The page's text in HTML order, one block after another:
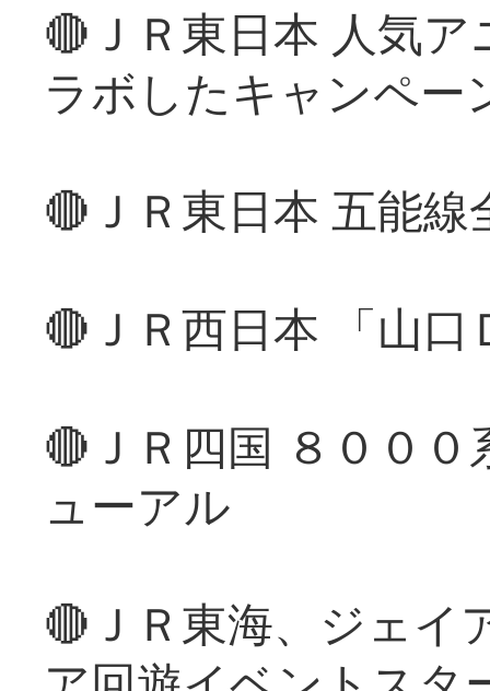
🔴ＪＲ東日本 人気
ラボしたキャンペー
🔴ＪＲ東日本 五能
🔴ＪＲ西日本 「山
🔴ＪＲ四国 ８００
ューアル
🔴ＪＲ東海、ジェイ